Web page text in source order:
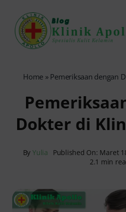
content
0821-1099-9870
Home » Pemeriksaan dengan
Dokter di
ByYulia Published On: Maret
2.1 min